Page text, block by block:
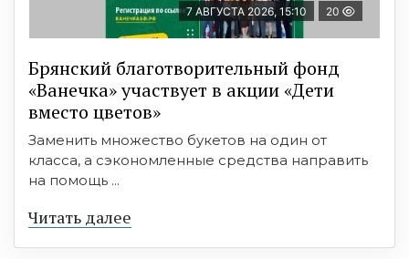
7 АВГУСТА 2026, 15:10 20
Брянский благотворительный фонд
«Ванечка» участвует в акции «Дети
вместо цветов»
Заменить множество букетов на один от
класса, а сэкономленные средства направить
на помощь ...
Читать далее